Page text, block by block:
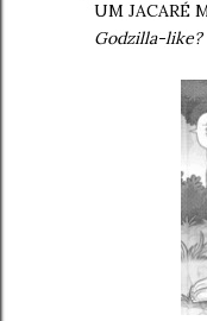
UM JACARÉ
Godzilla-like?